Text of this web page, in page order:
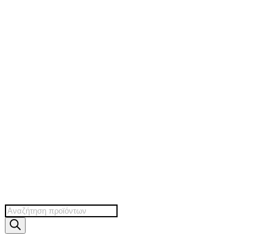
Products
search